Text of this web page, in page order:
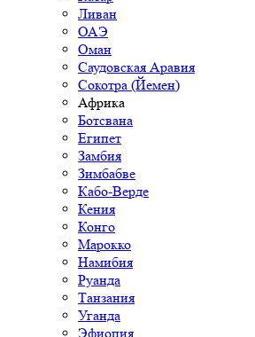
Ливан
ОАЭ
Оман
Саудовская Аравия
Сокотра (Йемен)
Африка
Ботсвана
Египет
Замбия
Зимбабве
Кабо-Верде
Кения
Конго
Марокко
Намибия
Руанда
Танзания
Уганда
Эфиопия